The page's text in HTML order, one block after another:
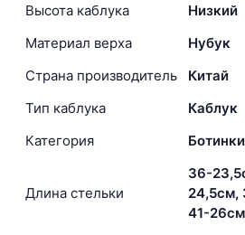
Высота каблука
Низкий
Материал верха
Нубук
Страна производитель
Китай
Тип каблука
Каблук
Категория
Ботинки
Длина стельки
36-
24,5см,
41-26см